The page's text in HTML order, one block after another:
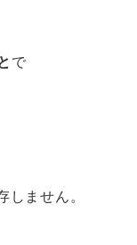
で
しません。